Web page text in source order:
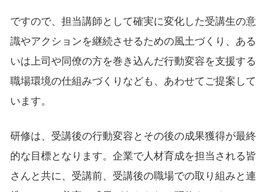
ですので、担当講師として確実に変化した受講生の意
識やアクションを継続させるための風土づくり、ある
いは上司や同僚の方を巻き込んだ行動変容を支援する
職場環境の仕組みづくりなども、あわせてご提案して
います。
研修は、受講後の行動変容とその後の成果獲得が最終
的な目標となります。企業で人材育成を担当される皆
さんと共に、受講前、受講後の職場での取り組みと連